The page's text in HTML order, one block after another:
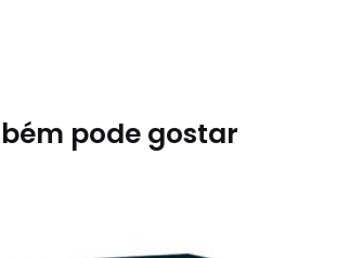
pode gostar